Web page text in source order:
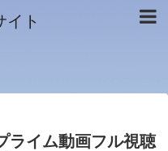
イト
ライム動画フル視聴